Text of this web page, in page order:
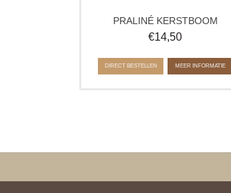
PRALINÉ KERSTBOOM
€14,50
DIRECT BESTELLEN MEER INFORMATIE